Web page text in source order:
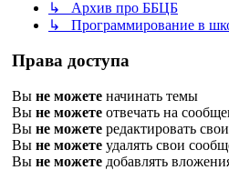
↳ Архив про ББЦБ
↳ Программирование в
Права доступа
Вы не можете начинать темы
Вы не можете отвечать на
Вы не можете редактировать
Вы не можете удалять свои
Вы не можете добавлять